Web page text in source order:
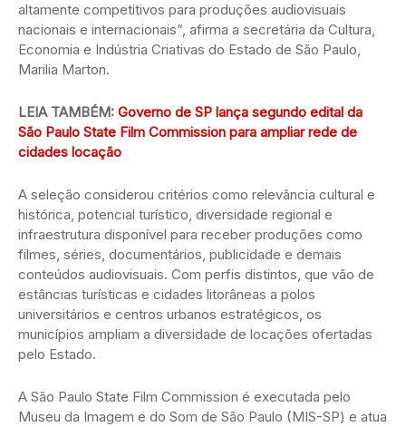
altamente competitivos para produções audiovisuais
nacionais e internacionais”, afirma a secretária da Cultura,
Economia e Indústria Criativas do Estado de São Paulo,
Marilia Marton.
LEIA TAMBÉM: Governo de SP lança segundo edital da
São Paulo State Film Commission para ampliar rede de
cidades locação
A seleção considerou critérios como relevância cultural e
histórica, potencial turístico, diversidade regional e
infraestrutura disponível para receber produções como
filmes, séries, documentários, publicidade e demais
conteúdos audiovisuais. Com perfis distintos, que vão de
estâncias turísticas e cidades litorâneas a polos
universitários e centros urbanos estratégicos, os
municípios ampliam a diversidade de locações ofertadas
pelo Estado.
A São Paulo State Film Commission é executada pelo
Museu da Imagem e do Som de São Paulo (MIS-SP) e atua